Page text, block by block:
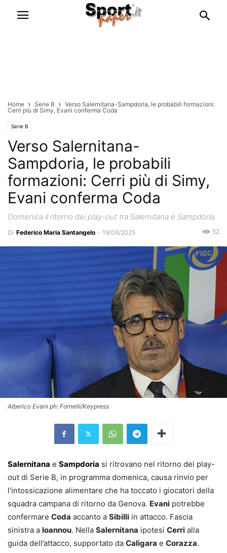
Home Serie B
Verso Salernitana-Sampdoria, le probabili formazioni:
Cerri più di Simy, Evani conferma Coda
Serie B
Verso Salernitana-
Sampdoria, le probabili
formazioni: Cerri più di Simy,
Evani conferma Coda
Domenica il ritorno dei play-out tra Salernitana e Sampdoria.
Di Federico Maria Santangelo - 19/06/2025 52
Alberico Evani ph: Fornelli/Keypress
Salernitana e Sampdoria si ritrovano nel ritorno dei play-
out di Serie B, in programma domenica, causa rinvio per
l’intossicazione alimentare che ha toccato i giocatori della
squadra campana di ritorno da Genova. Evani potrebbe
confermare Coda accanto a Sibilli in attacco. Fascia
sinistra a Ioannou. Nella Salernitana ipotesi Cerri alla
guida dell’attacco, supportato da Caligara e Corazza.